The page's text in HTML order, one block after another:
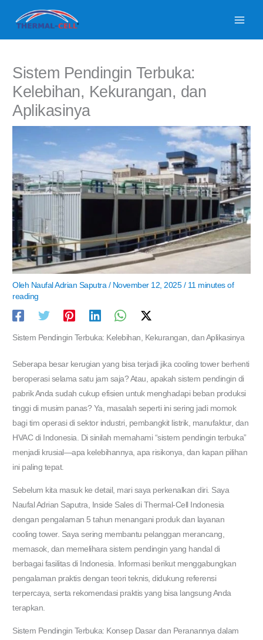
Sistem Pendingin Terbuka:
Kelebihan, Kekurangan, dan
Aplikasinya
Oleh Naufal Adrian Saputra / November 12, 2025 / 11 minutes of
reading
Sistem Pendingin Terbuka: Kelebihan, Kekurangan, dan Aplikasinya
Seberapa besar kerugian yang bisa terjadi jika cooling tower berhenti
beroperasi selama satu jam saja? Atau, apakah sistem pendingin di
pabrik Anda sudah cukup efisien untuk menghadapi beban produksi
tinggi di musim panas? Ya, masalah seperti ini sering jadi momok
bagi tim operasi di sektor industri, pembangkit listrik, manufaktur, dan
HVAC di Indonesia. Di sinilah memahami “sistem pendingin terbuka”
menjadi krusial—apa kelebihannya, apa risikonya, dan kapan pilihan
ini paling tepat.
Sebelum kita masuk ke detail, mari saya perkenalkan diri. Saya
Naufal Adrian Saputra, Inside Sales di Thermal-Cell Indonesia
dengan pengalaman 5 tahun menangani produk dan layanan
cooling tower. Saya sering membantu pelanggan merancang,
memasok, dan memelihara sistem pendingin yang handal di
berbagai fasilitas di Indonesia. Informasi berikut menggabungkan
pengalaman praktis dengan teori teknis, didukung referensi
terpercaya, serta rekomendasi praktis yang bisa langsung Anda
terapkan.
Sistem Pendingin Terbuka: Konsep Dasar dan Peranannya dalam